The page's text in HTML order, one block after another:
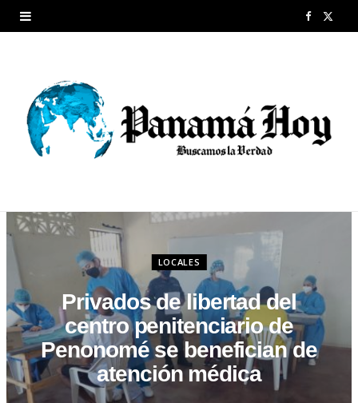
F
b
LOCALES
Privados de libertad del
centro penitenciario de
Penonomé se benefician de
atención médica